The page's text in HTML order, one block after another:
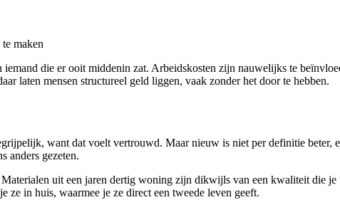
die er ooit middenin zat. Arbeidskosten zijn nauwelijks te
laten mensen structureel geld liggen, vaak zonder het door te hebben.
want dat voelt vertrouwd. Maar nieuw is niet per definitie beter,
anders gezeten.
uit een jaren dertig woning zijn dikwijls van een kwaliteit die
ze in huis, waarmee je ze direct een tweede leven geeft.